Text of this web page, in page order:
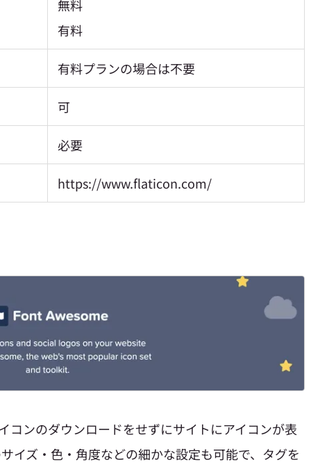
無料
有料
有料プランの場合は不要
可
必要
https://www.flaticon.com/
コンのダウンロードをせずにサイトにアイコンが表
イズ・色・角度などの細かな設定も可能で、タグを